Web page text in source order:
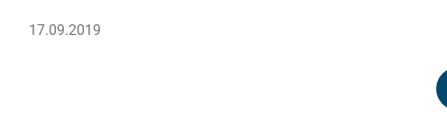
17.09.2019